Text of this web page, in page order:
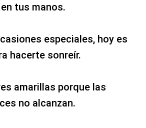
tus manos.
especiales, hoy es
hacerte sonreír.
amarillas porque las
no alcanzan.